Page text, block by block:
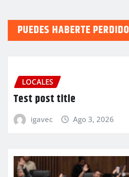
PUEDES HABERTE PERDIDO
LOCALES
Test post title
igavec Ago 3, 2026